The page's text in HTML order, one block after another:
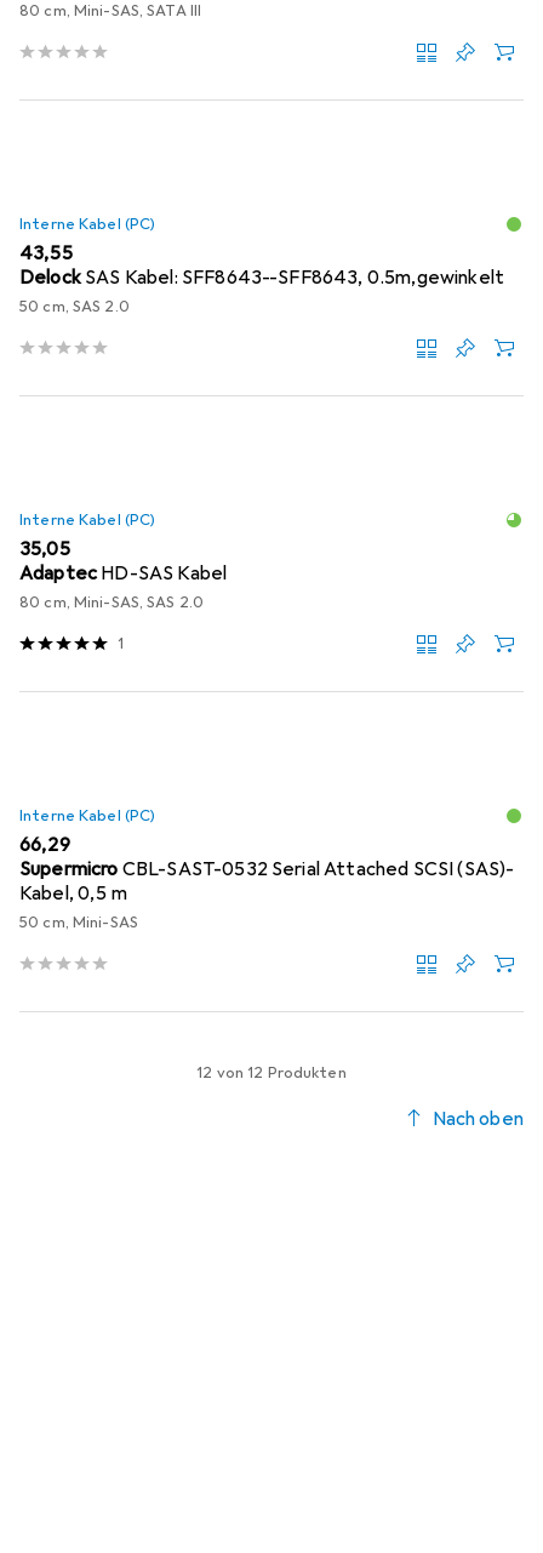
80 cm, Mini-SAS, SATA III
Interne Kabel (PC)
EUR
43,55
Delock SAS Kabel: SFF8643--SFF8643, 0.5m,gewinkelt
50 cm, SAS 2.0
Interne Kabel (PC)
EUR
35,05
AdaptecHD-SAS Kabel
80 cm, Mini-SAS, SAS 2.0
1
Interne Kabel (PC)
EUR
66,29
Supermicro CBL-SAST-0532 Serial Attached SCSI (SAS)-
Kabel, 0,5 m
50 cm, Mini-SAS
12 von 12 Produkten
Nach oben